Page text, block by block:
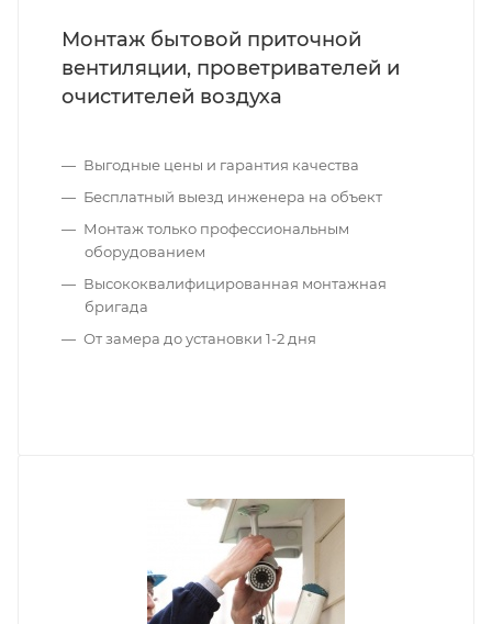
Монтаж бытовой приточной
вентиляции, проветривателей и
очистителей воздуха
Выгодные цены и гарантия качества
Бесплатный выезд инженера на объект
Монтаж только профессиональным
оборудованием
Высококвалифицированная монтажная
бригада
От замера до установки 1-2 дня